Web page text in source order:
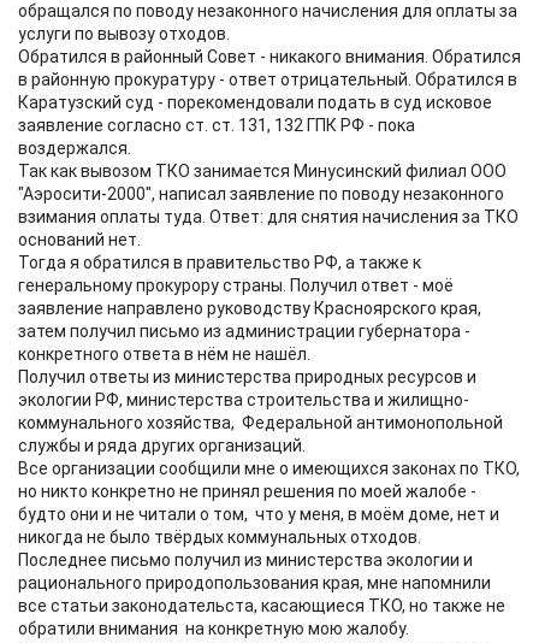
обращался по поводу незаконного начисления для оплаты за
услуги по вывозу отходов.
Обратился в районный Совет - никакого внимания. Обратился
в районную прокуратуру - ответ отрицательный. Обратился в
Каратузский суд - порекомендовали подать в суд исковое
заявление согласно ст. ст. 131, 132 ГПК РФ - пока
воздержался.
Так как вывозом ТКО занимается Минусинский филиал ООО
"Аэросити-2000", написал заявление по поводу незаконного
взимания оплаты туда. Ответ: для снятия начисления за ТКО
оснований нет.
Тогда я обратился в правительство РФ, а также к
генеральному прокурору страны. Получил ответ - моё
заявление направлено руководству Красноярского края,
затем получил письмо из администрации губернатора -
конкретного ответа в нём не нашёл.
Получил ответы из министерства природных ресурсов и
экологии РФ, министерства строительства и жилищно-
коммунального хозяйства, Федеральной антимонопольной
службы и ряда других организаций.
Все организации сообщили мне о имеющихся законах по ТКО,
но никто конкретно не принял решения по моей жалобе -
будто они и не читали о том, что у меня, в моём доме, нет и
никогда не было твёрдых коммунальных отходов.
Последнее письмо получил из министерства экологии и
рационального природопользования края, мне напомнили
все статьи законодательста, касающиеся ТКО, но также не
обратили внимания на конкретную мою жалобу.